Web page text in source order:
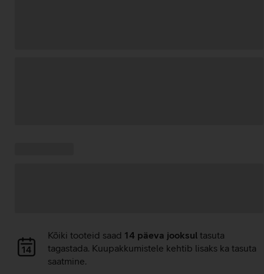
Andmete
laadimine
Kõiki tooteid saad 14 päeva jooksul tasuta
tagastada. Kuupakkumistele kehtib lisaks ka tasuta
saatmine.